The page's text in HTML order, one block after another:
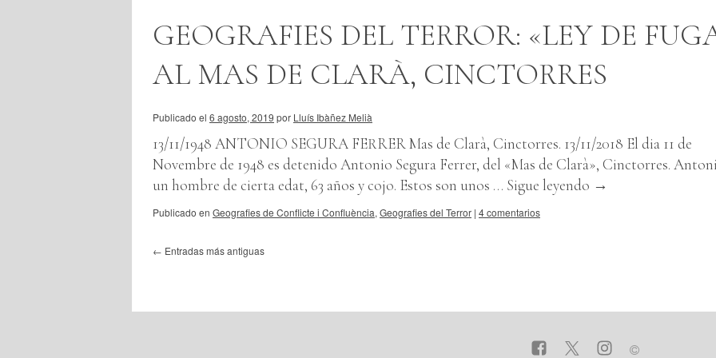
GEOGRAFIES DEL TERROR: «LEY DE
AL MAS DE CLARÀ, CINCTORRES
Publicado el 6 agosto, 2019 por Lluís Ibàñez Melià
13/11/1948 ANTONIO SEGURA FERRER Mas de Clarà, Cinctorres. 13/11/2018 El dia 11 de
Novembre de 1948 es detenido Antonio Segura Ferrer, del «Mas de Clarà», Cinctorres.
un hombre de cierta edat, 63 años y cojo. Estos son unos … Sigue leyendo →
Publicado en Geografies de Conflicte i Confluència, Geografies del Terror | 4 comentarios
← Entradas más antiguas